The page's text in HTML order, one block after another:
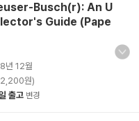
Busch(r): An U
Guide (Pape
년 12월
원)
출고 변경